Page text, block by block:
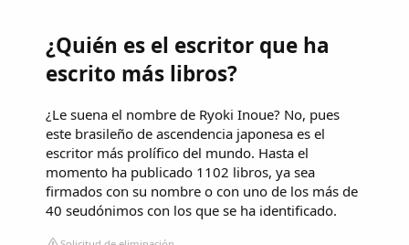
¿Quién es el escritor que ha
escrito más libros?
¿Le suena el nombre de Ryoki Inoue? No, pues
este brasileño de ascendencia japonesa es el
escritor más prolífico del mundo. Hasta el
momento ha publicado 1102 libros, ya sea
firmados con su nombre o con uno de los más de
40 seudónimos con los que se ha identificado.